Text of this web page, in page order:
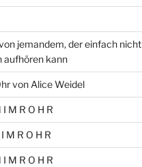
jemandem, der einfach nicht
aufhören kann
von Alice Weidel
I M R O H R
M R O H R
I M R O H R